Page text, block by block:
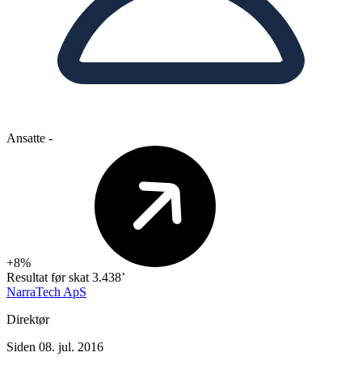
Ansatte -
+8%
Resultat før skat 3.438’
NarraTech ApS
Direktør
Siden 08. jul. 2016